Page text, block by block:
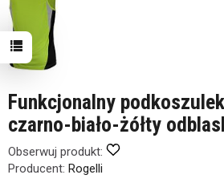
Funkcjonalny
czarno-biało-żółty
Obserwuj produkt:
Producent: Rogelli